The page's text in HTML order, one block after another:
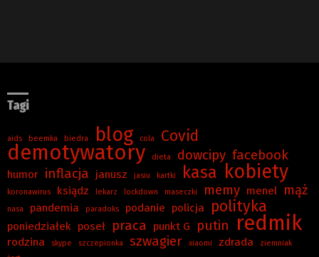
Tagi
aids beemka biedra blog cola Covid
demotywatory dieta dowcipy facebook
humor inflacja janusz jasiu kartki kasa kobiety
koronawirus ksiądz lekarz lockdown maseczki memy menel mąż
nasa pandemia paradoks podanie policja polityka
poniedziałek poseł praca punkt G putin redmik
rodzina skype szczepionka szwagier xiaomi zdrada
ziemniak